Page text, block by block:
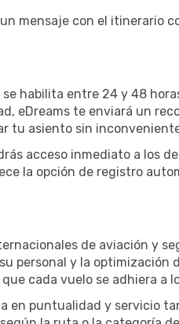
mensaje con el itinerario
habilita entre 24 y 48
eDreams te enviará un
tu asiento sin
acceso inmediato a los
la opción de registro
de aviación y
personal y la optimización
cada vuelo se adhiera a
en puntualidad y servicio